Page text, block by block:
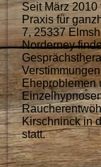
Seit März
Praxis für
7, 25337
Norderney
Eheproblemen
Kirschninck in
statt.